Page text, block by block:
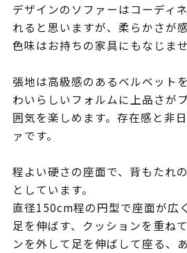
デザインのソファーはコーディ
れると思いますが、柔らかさが
色味はお持ちの家具にもなじま
張地は高級感のあるベルベット
わいらしいフォルムに上品さが
囲気を楽しめます。存在感と非
ァです。
程よい硬さの座面で、背もたれ
としています。
直径150cm程の円型で座面が広
足を伸ばす、クッションを重ね
ンを外して足を伸ばして座る、